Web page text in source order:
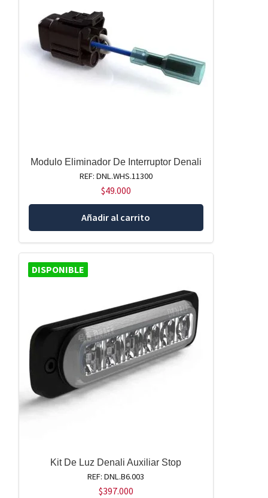
Modulo Eliminador De Interruptor Denali
REF: DNL.WHS.11300
$49.000
Añadir al carrito
DISPONIBLE
Kit De Luz Denali Auxiliar Stop
REF: DNL.B6.003
$397.000